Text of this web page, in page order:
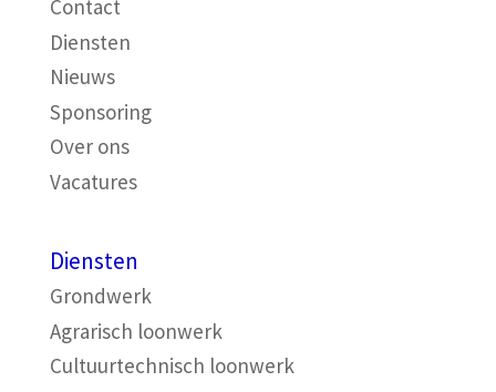
Contact
Diensten
Nieuws
Sponsoring
Over ons
Vacatures
Diensten
Grondwerk
Agrarisch loonwerk
Cultuurtechnisch loonwerk